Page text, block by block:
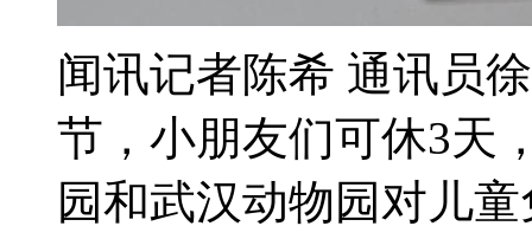
闻讯记者陈希 通讯员
节，小朋友们可休3天
园和武汉动物园对儿